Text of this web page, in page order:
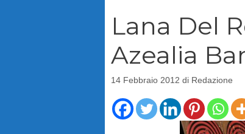
Lana Del
Azealia
14 Febbraio 2012 di Redazione